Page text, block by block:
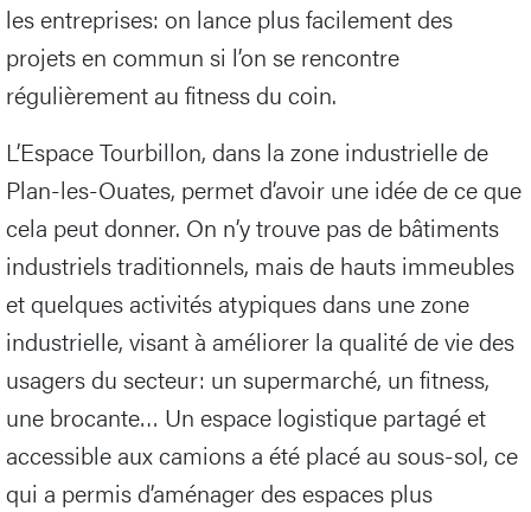
les entreprises: on lance plus facilement des
projets en commun si l’on se rencontre
régulièrement au fitness du coin.
L’Espace Tourbillon, dans la zone industrielle de
Plan-les-Ouates, permet d’avoir une idée de ce que
cela peut donner. On n’y trouve pas de bâtiments
industriels traditionnels, mais de hauts immeubles
et quelques activités atypiques dans une zone
industrielle, visant à améliorer la qualité de vie des
usagers du secteur: un supermarché, un fitness,
une brocante… Un espace logistique partagé et
accessible aux camions a été placé au sous-sol, ce
qui a permis d’aménager des espaces plus